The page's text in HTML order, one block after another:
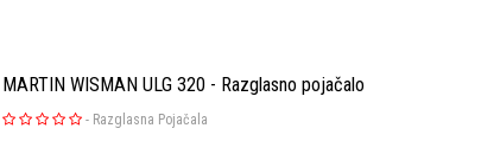
MARTIN WISMAN ULG 320 - Razglasno pojačalo
- Razglasna Pojačala